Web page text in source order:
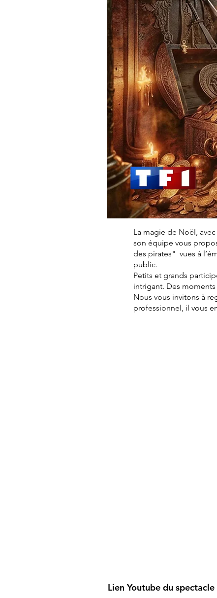
La magie de Noël,
son équipe vous
des pirates" vues à
public.
Petits et grands
intrigant. Des
Nous vous invitons à
professionnel, il vous
Lien Youtube du